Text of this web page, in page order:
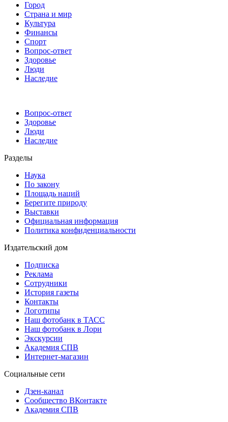
Город
Страна и мир
Культура
Финансы
Спорт
Вопрос-ответ
Здоровье
Люди
Наследие
Вопрос-ответ
Здоровье
Люди
Наследие
Разделы
Наука
По закону
Площадь наций
Берегите природу
Выставки
Официальная информация
Политика конфиденциальности
Издательский дом
Подписка
Реклама
Сотрудники
История газеты
Контакты
Логотипы
Наш фотобанк в ТАСС
Наш фотобанк в Лори
Экскурсии
Академия СПВ
Интернет-магазин
Социальные сети
Дзен-канал
Сообщество ВКонтакте
Академия СПВ